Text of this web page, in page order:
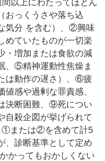
間以上にわたってほとん
おっくうさや落ち込
気分 を含む）、②興味
めていたものが一切楽
・増加または食欲の減
、⑤精神運動性焦燥ま
は動作の遅さ）、⑥疲
感や過剰な罪責感、
決断困難、⑨死につい
自殺企図が挙げられて
①または②を含めて計5
、診断基準として定め
かってもおかしくない